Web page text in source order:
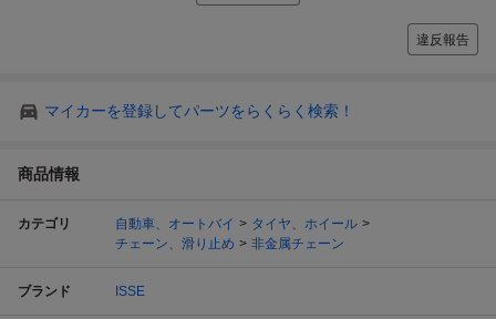
違反報告
マイカーを登録してパーツをらくらく検索！
商品情報
カテゴリ 自動車、オートバイ
タイヤ、ホイール
チェーン、滑り止め
非金属チェーン
ブランド ISSE